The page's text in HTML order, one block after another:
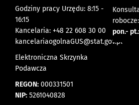
Godziny pracy Urzędu: 8:15 -
16:15
Kancelaria: +48 22 608 30 00
kancelariaogolnaGUS@stat.gov.pl
Elektroniczna Skrzynka
Podawcza
REGON: 000331501
NIP: 5261040828
robocze:
pon.-